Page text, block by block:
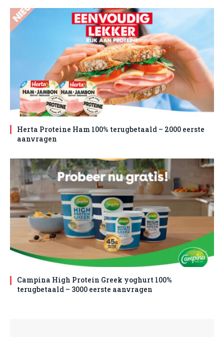
Herta Proteine Ham 100% terugbetaald – 2000 eerste
aanvragen
Campina High Protein Greek yoghurt 100%
terugbetaald – 3000 eerste aanvragen